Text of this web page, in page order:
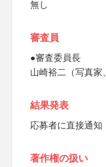
無し
審査員
●審査委員長
山崎裕二（写真家
結果発表
応募者に直接通知
著作権の扱い